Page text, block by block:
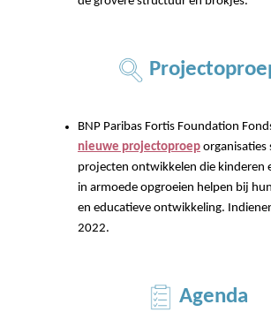
BNP Paribas Fortis Foundation
nieuwe projectoproep organisaties
projecten ontwikkelen die kinderen
in armoede opgroeien helpen bij
en educatieve ontwikkeling.
2022.
Agenda